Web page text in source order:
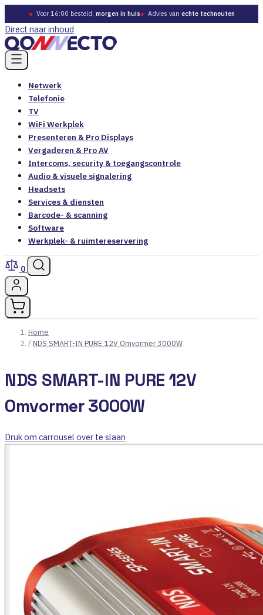
● Voor 16:00 besteld, morgen in huis● Advies van echte techneuten
Direct naar inhoud
Netwerk
Telefonie
TV
WiFi Werkplek
Presenteren & Pro Displays
Vergaderen & Pro AV
Intercoms, security & toegangscontrole
Audio & visuele signalering
Headsets
Services & diensten
Barcode- & scanning
Software
Werkplek- & ruimtereservering
0
Home
/ NDS SMART-IN PURE 12V Omvormer 3000W
NDS SMART-IN PURE 12V
Omvormer 3000W
Druk om carrousel over te slaan